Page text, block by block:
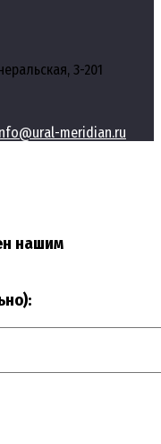
3-201
meridian.ru
нашим